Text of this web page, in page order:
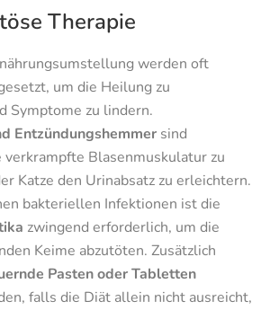
Therapie
werden oft
um die Heilung zu
Symptome zu lindern.
Entzündungshemmer sind
Blasenmuskulatur zu
Katze den Urinabsatz zu erleichtern.
bakteriellen Infektionen ist die
zwingend erforderlich, um die
Keime abzutöten. Zusätzlich
Pasten oder Tabletten
falls die Diät allein nicht ausreicht,